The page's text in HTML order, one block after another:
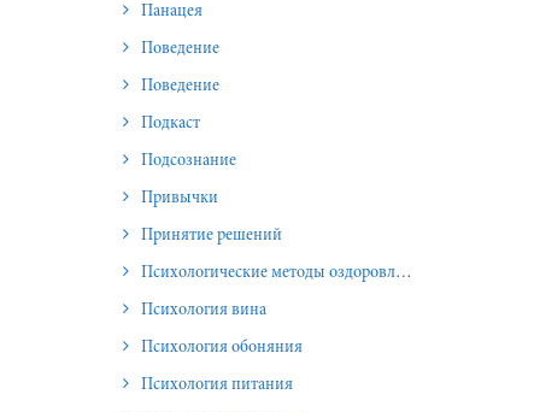
Панацея
Поведение
Поведение
Подкаст
Подсознание
Привычки
Принятие решений
Психологические методы оздоровления и омоложения
Психология вина
Психология обоняния
Психология питания